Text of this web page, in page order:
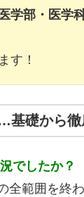
学部・医学
す！
基礎から徹
でしたか？
全範囲を終